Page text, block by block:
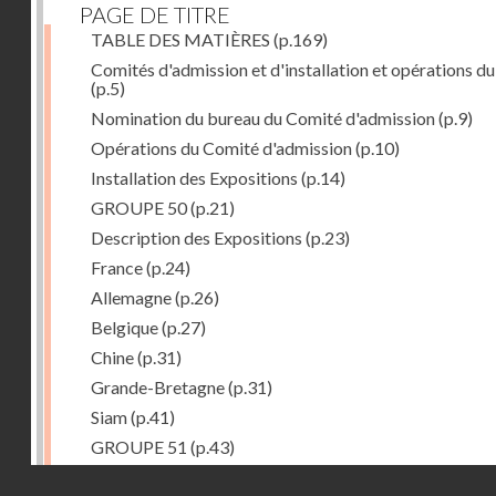
PAGE DE TITRE
TABLE DES MATIÈRES (p.169)
Comités d'admission et d'installation et opérations
(p.5)
Nomination du bureau du Comité d'admission(p.9)
Opérations du Comité d'admission(p.10)
Installation des Expositions (p.14)
GROUPE 50(p.21)
Description des Expositions (p.23)
France(p.24)
Allemagne(p.26)
Belgique(p.27)
Chine(p.31)
Grande-Bretagne(p.31)
Siam(p.41)
GROUPE 51 (p.43)